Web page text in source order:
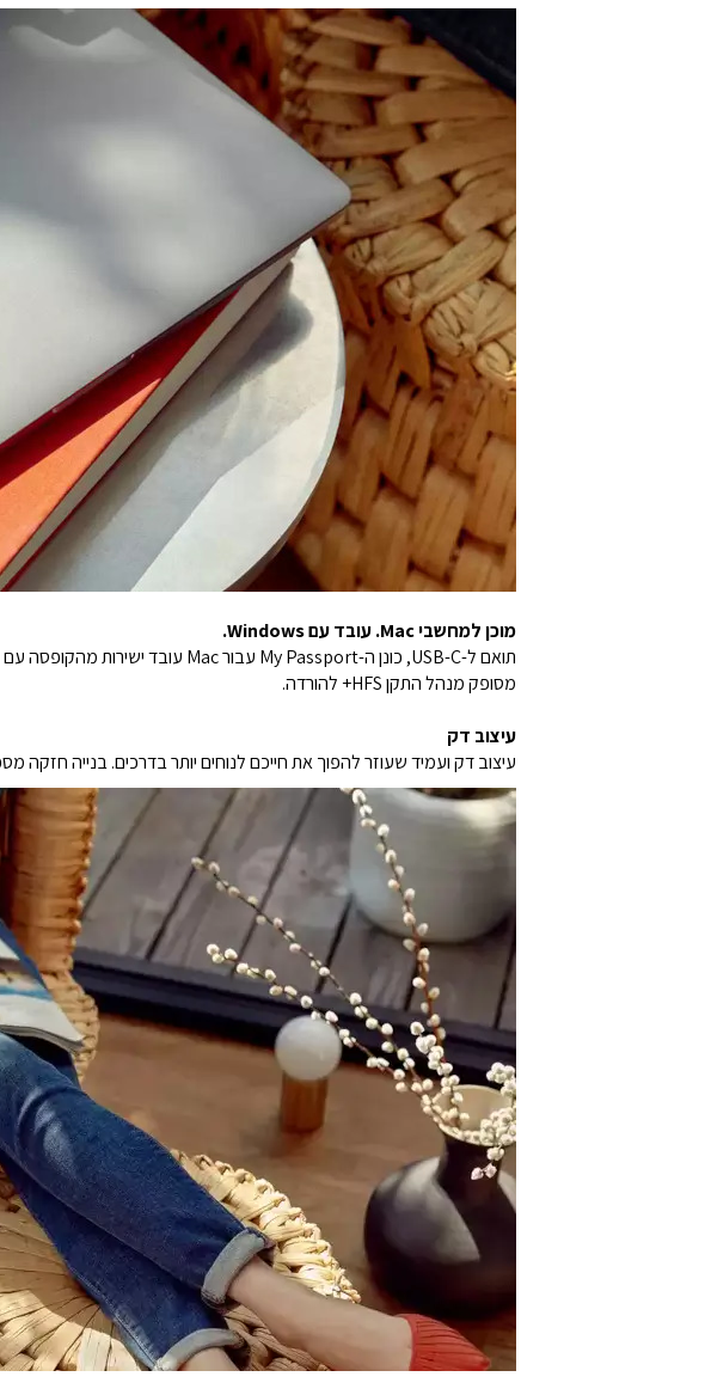
מוכן למחשבי Mac. עובד עם Windows.
מסופק מנהל התקן HFS+ להורדה.
עיצוב דק
עיצוב דק ועמיד שעוזר להפוך את חייכם לנוחים יותר בדרכים. בנייה